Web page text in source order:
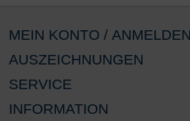
AUSZEICHNUNGEN
SERVICE
INFORMATION
MEIN KONTO / ANMELDEN